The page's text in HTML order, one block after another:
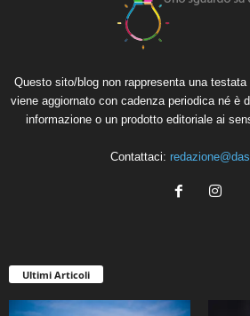
Questo sito/blog non rappresenta una
viene aggiornato con cadenza periodica né è
informazione o un prodotto editoriale ai
Contattaci:
Ultimi Articoli